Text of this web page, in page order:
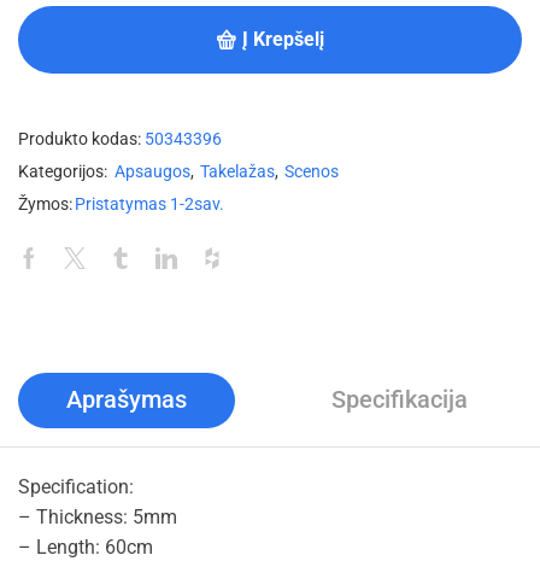
Į Krepšelį
Produkto kodas: 50343396
Kategorijos: Apsaugos, Takelažas, Scenos
Žymos:Pristatymas 1-2sav.
Aprašymas Specifikacija
Specification:
– Thickness: 5mm
– Length: 60cm